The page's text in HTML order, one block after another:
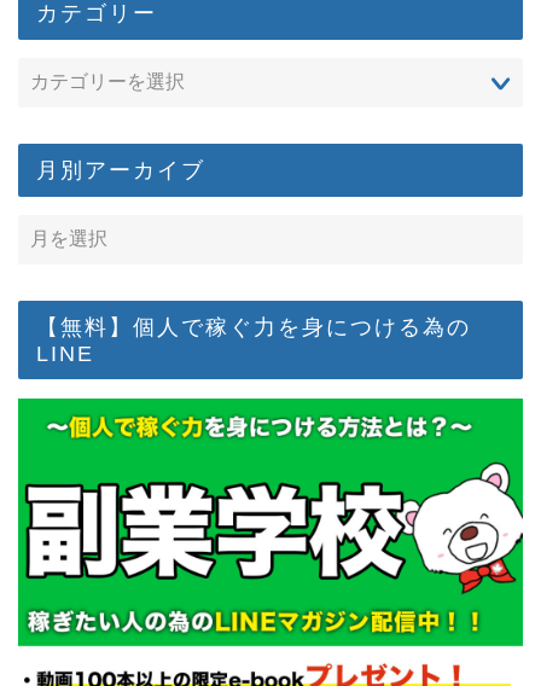
カテゴリー
月別アーカイブ
【無料】個人で稼ぐ力を身につける為の
LINE